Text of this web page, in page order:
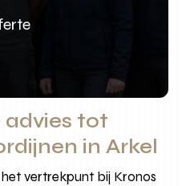
advies tot
in Arkel
vertrekpunt bij Kronos